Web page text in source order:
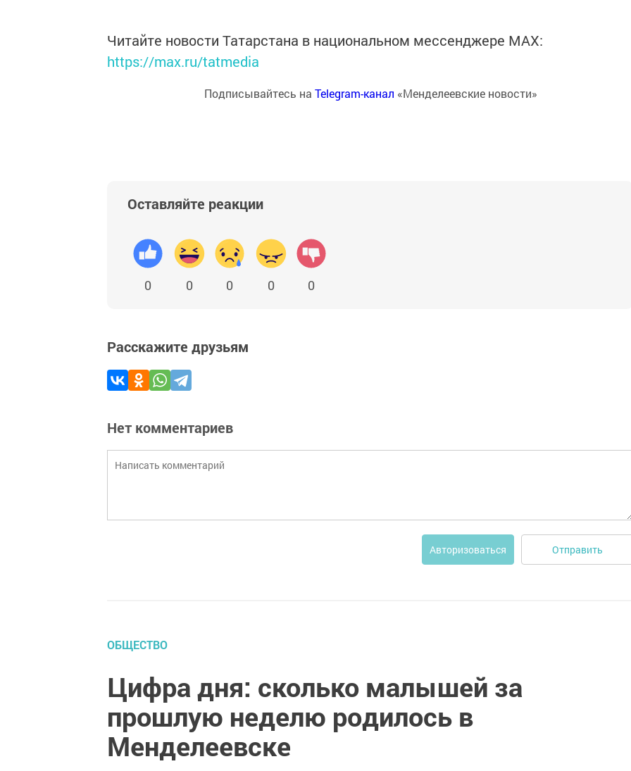
Читайте новости Татарстана в национальном мессенджере MАХ:
https://max.ru/tatmedia
Подписывайтесь на Telegram-канал «Менделеевские новости»
Оставляйте реакции
0 0 0 0 0
Расскажите друзьям
Нет комментариев
Авторизоваться Отправить
ОБЩЕСТВО
Цифра дня: сколько малышей за
прошлую неделю родилось в
Менделеевске